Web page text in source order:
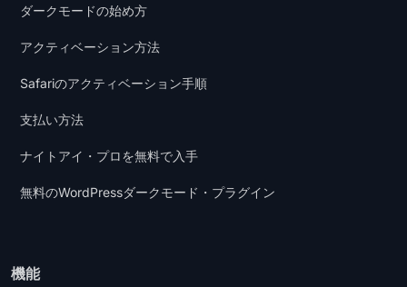
ダークモードの始め方
アクティベーション方法
Safariのアクティベーション手順
支払い方法
ナイトアイ・プロを無料で入手
無料のWordPressダークモード・プラグイン
機能